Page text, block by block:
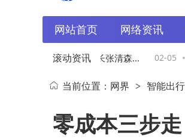
网站首页 网络资讯
滚动资讯
上市，80后董事长张清森 02-05
当前位置： 网界 > 智能出行
零成本三步